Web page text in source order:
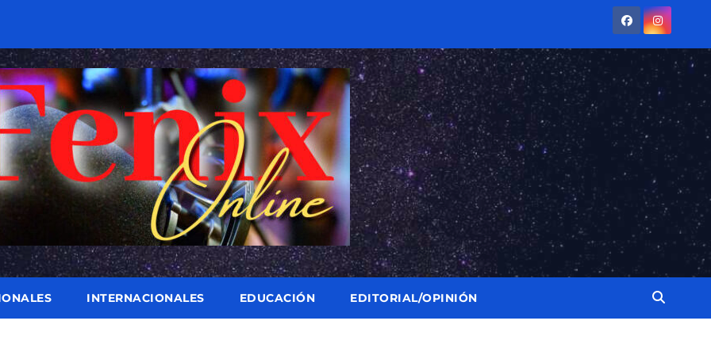
INTERNACIONALES EDUCACIÓN EDITORIAL/OPINIÓN